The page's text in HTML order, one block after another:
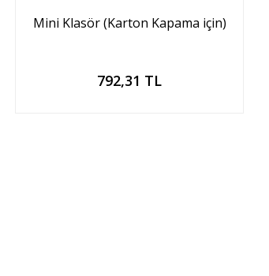
Mini Klasör (Karton Kapama için)
792,31 TL
Sepete Ekle